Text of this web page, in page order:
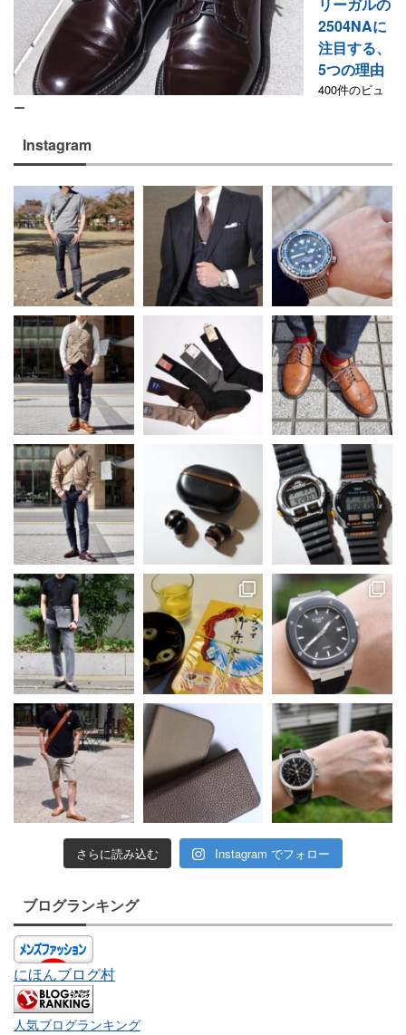
2504NAに
注目する、
5つの理由
400件のビュ
ー
Instagram
さらに読み込む Instagram でフォロー
ブログランキング
にほんブログ村
人気ブログランキング